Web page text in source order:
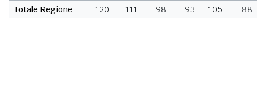
Totale Regione
120 111 98 93 105 88